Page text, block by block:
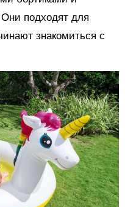
подходят для
знакомиться с